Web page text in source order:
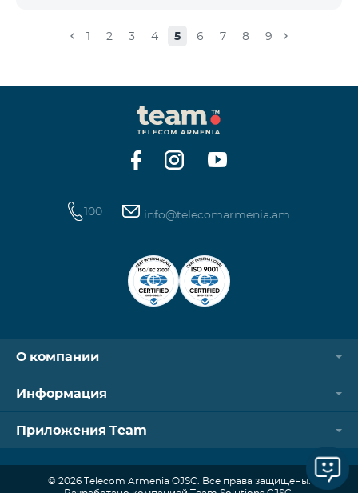
1 2 3 4 5 6 7 8 9
100 info@telecomarmenia.am
О компании
Информация
Приложения Team
© 2026 Telecom Armenia OJSC. Все права защищены.